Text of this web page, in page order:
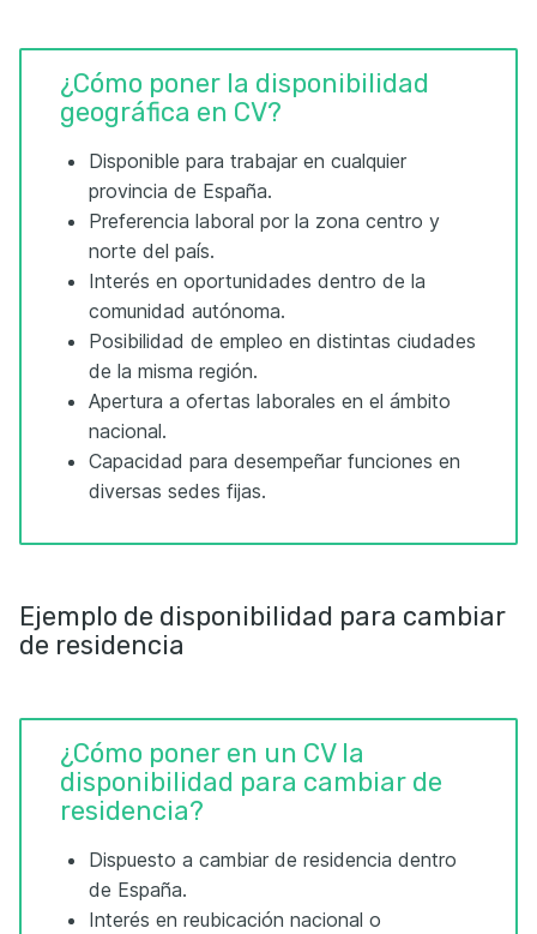
¿Cómo poner la disponibilidad
geográfica en CV?
Disponible para trabajar en cualquier
provincia de España.
Preferencia laboral por la zona centro y
norte del país.
Interés en oportunidades dentro de la
comunidad autónoma.
Posibilidad de empleo en distintas ciudades
de la misma región.
Apertura a ofertas laborales en el ámbito
nacional.
Capacidad para desempeñar funciones en
diversas sedes fijas.
Ejemplo de disponibilidad para cambiar
de residencia
¿Cómo poner en un CV la
disponibilidad para cambiar de
residencia?
Dispuesto a cambiar de residencia dentro
de España.
Interés en reubicación nacional o